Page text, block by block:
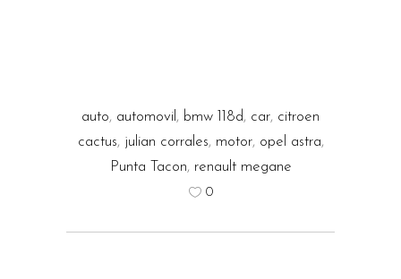
auto, automovil , bmw 118d, car, citroen
cactus, julian corrales, motor, opel astra,
Punta Tacon, renault megane
0